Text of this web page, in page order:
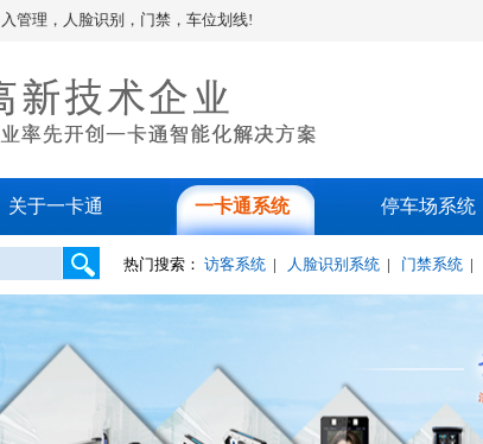
识别，门禁，车位划线!
关于一卡通 一卡通系统 停车场系统
热门搜索： 访客系统 | 人脸识别系统 | 门禁系统 |